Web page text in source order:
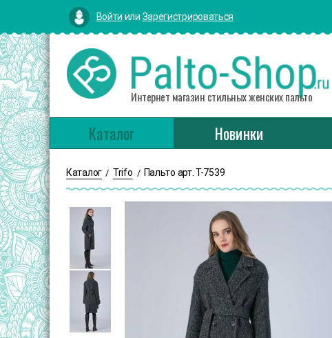
Войти или Зарегистрироваться
Интернет магазин стильных женских пальто
Каталог Новинки
Каталог / Trifo / Пальто арт. T-7539